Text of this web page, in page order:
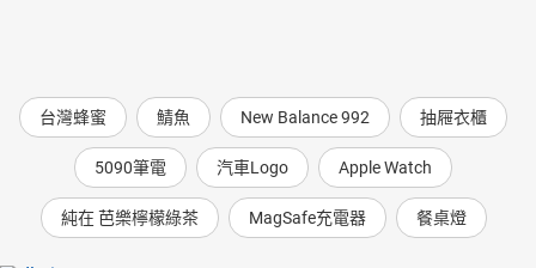
台灣蜂蜜 鯖魚 New Balance 992 抽屜衣櫃
5090筆電 汽車Logo Apple Watch
純在 芭樂檸檬綠茶 MagSafe充電器 餐桌燈